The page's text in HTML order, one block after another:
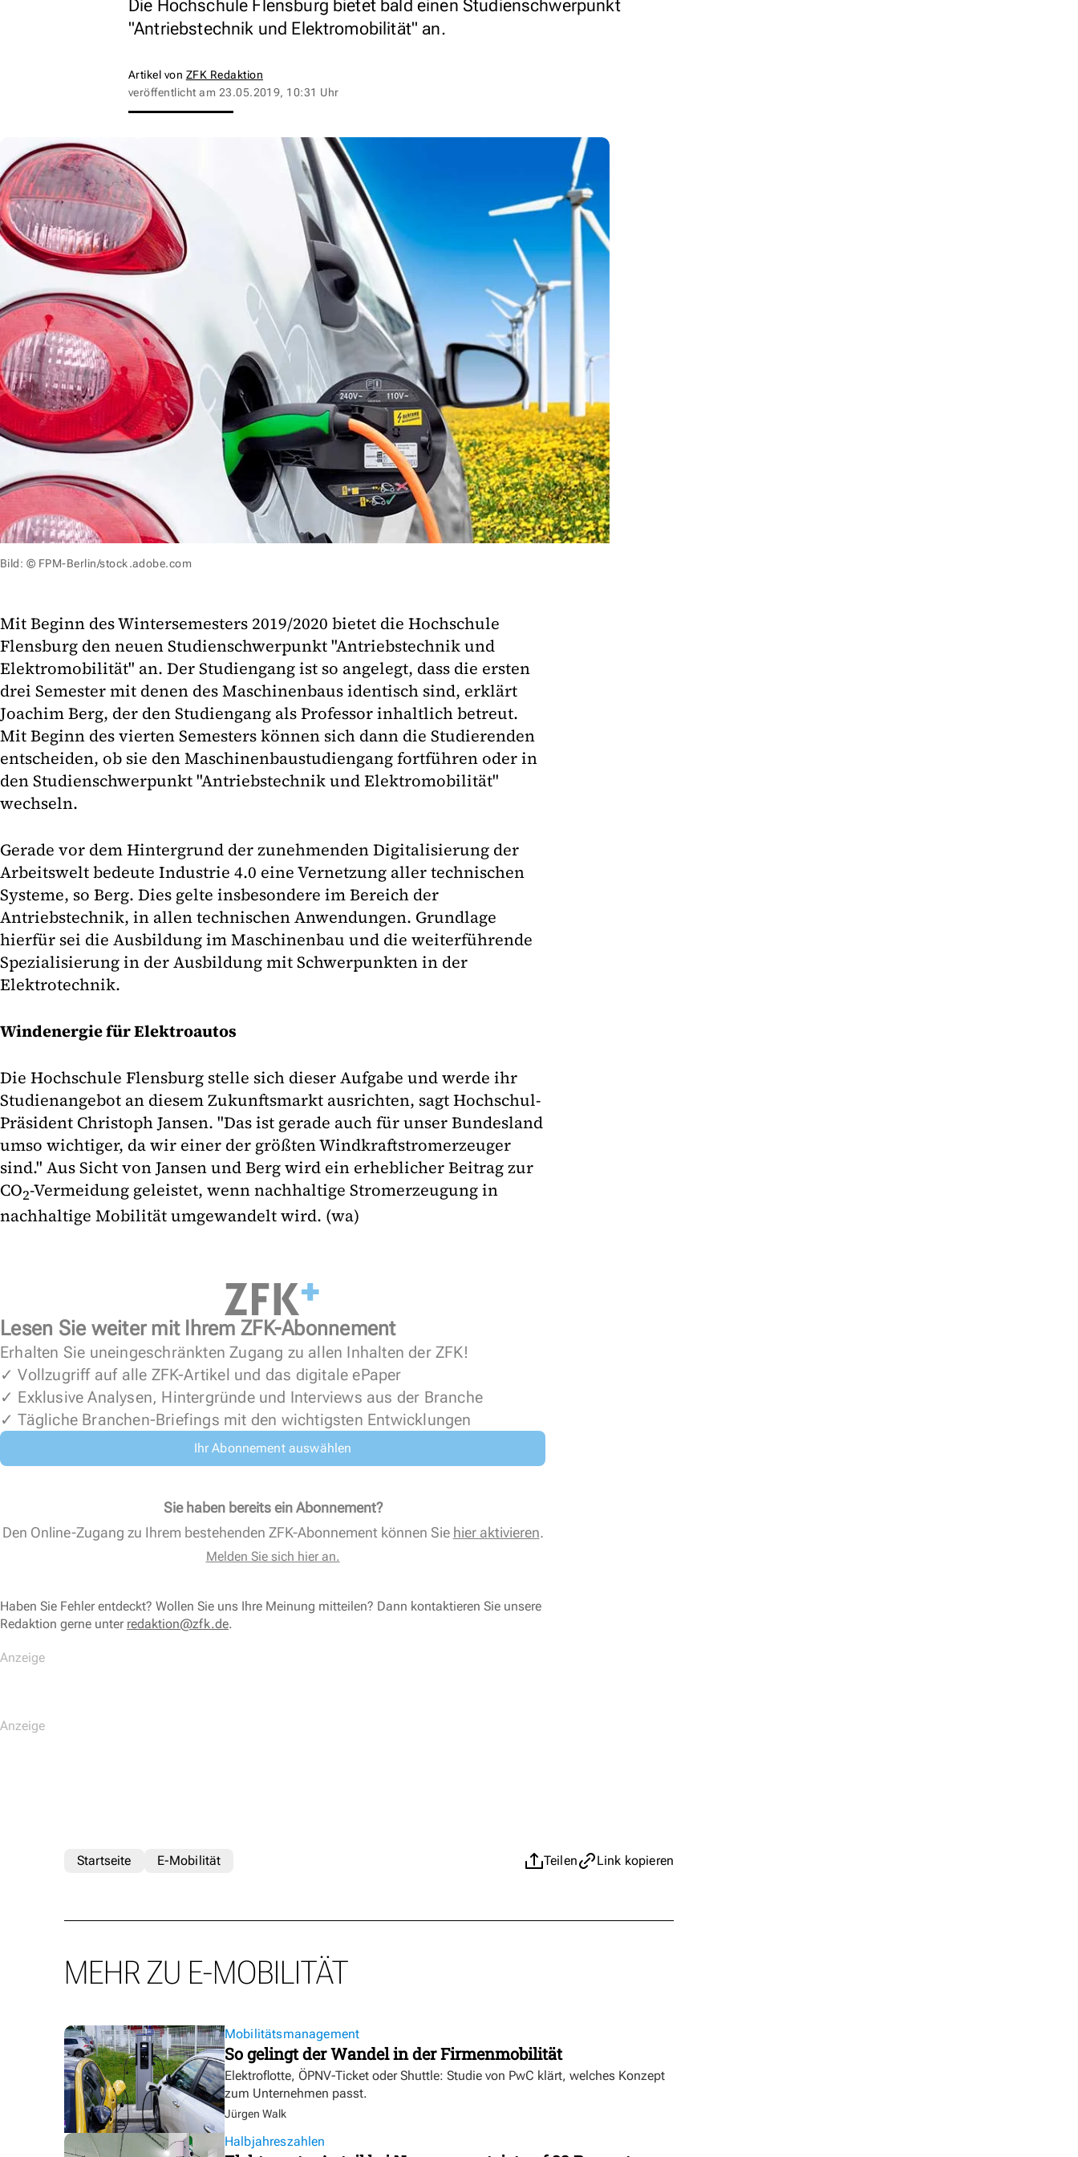
Die Hochschule Flensburg bietet bald einen Studienschwerpunkt
"Antriebstechnik und Elektromobilität" an.
Artikel von ZFK Redaktion
veröffentlicht am 23.05.2019, 10:31 Uhr
Bild: © FPM-Berlin/stock.adobe.com
Mit Beginn des Wintersemesters 2019/2020 bietet die Hochschule
Flensburg den neuen Studienschwerpunkt "Antriebstechnik und
Elektromobilität" an. Der Studiengang ist so angelegt, dass die ersten
drei Semester mit denen des Maschinenbaus identisch sind, erklärt
Joachim Berg, der den Studiengang als Professor inhaltlich betreut.
Mit Beginn des vierten Semesters können sich dann die Studierenden
entscheiden, ob sie den Maschinenbaustudiengang fortführen oder in
den Studienschwerpunkt "Antriebstechnik und Elektromobilität"
wechseln.
Gerade vor dem Hintergrund der zunehmenden Digitalisierung der
Arbeitswelt bedeute Industrie 4.0 eine Vernetzung aller technischen
Systeme, so Berg. Dies gelte insbesondere im Bereich der
Antriebstechnik, in allen technischen Anwendungen. Grundlage
hierfür sei die Ausbildung im Maschinenbau und die weiterführende
Spezialisierung in der Ausbildung mit Schwerpunkten in der
Elektrotechnik.
Windenergie für Elektroautos
Die Hochschule Flensburg stelle sich dieser Aufgabe und werde ihr
Studienangebot an diesem Zukunftsmarkt ausrichten, sagt Hochschul-
Präsident Christoph Jansen. "Das ist gerade auch für unser Bundesland
umso wichtiger, da wir einer der größten Windkraftstromerzeuger
sind." Aus Sicht von Jansen und Berg wird ein erheblicher Beitrag zur
CO2-Vermeidung geleistet, wenn nachhaltige Stromerzeugung in
nachhaltige Mobilität umgewandelt wird. (wa)
Lesen Sie weiter mit Ihrem ZFK-Abonnement
Erhalten Sie uneingeschränkten Zugang zu allen Inhalten der ZFK!
✓ Vollzugriff auf alle ZFK-Artikel und das digitale ePaper
✓ Exklusive Analysen, Hintergründe und Interviews aus der Branche
✓ Tägliche Branchen-Briefings mit den wichtigsten Entwicklungen
Ihr Abonnement auswählen
Sie haben bereits ein Abonnement?
Den Online-Zugang zu Ihrem bestehenden ZFK-Abonnement können Sie hier aktivieren.
Melden Sie sich hier an.
Haben Sie Fehler entdeckt? Wollen Sie uns Ihre Meinung mitteilen? Dann kontaktieren Sie unsere
Redaktion gerne unter redaktion@zfk.de.
Teilen Link kopieren
Startseite E-Mobilität
MEHR ZU E-MOBILITÄT
Mobilitätsmanagement
So gelingt der Wandel in der Firmenmobilität
Elektroflotte, ÖPNV-Ticket oder Shuttle: Studie von PwC klärt, welches Konzept
zum Unternehmen passt.
Jürgen Walk
Halbjahreszahlen